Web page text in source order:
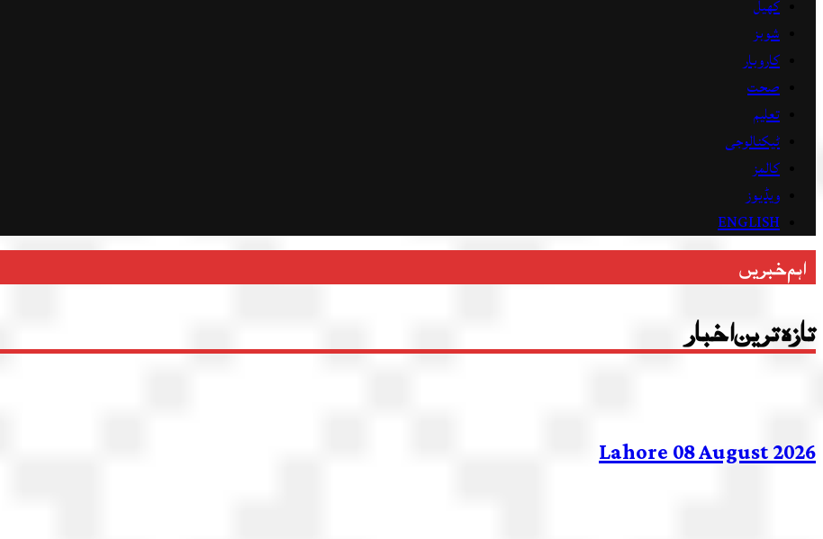
کھیل
شوبز
کاروبار
صحت
تعلیم
ٹیکنالوجی
کالمز
ویڈیوز
ENGLISH
اہم خبریں
تازہ ترین اخبار
Lahore 08 August 2026